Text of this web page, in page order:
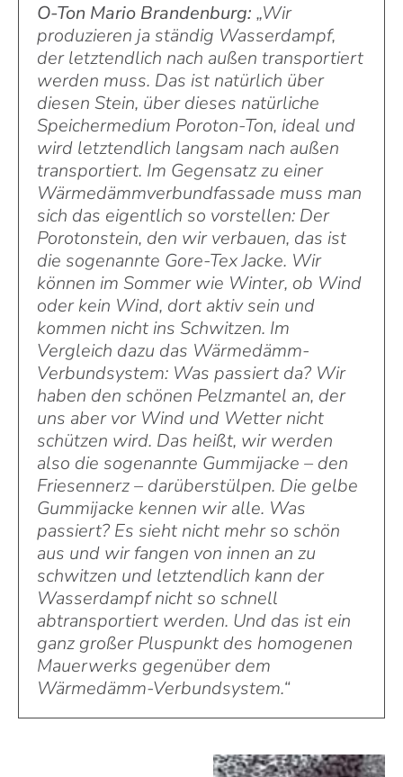
O-Ton Mario Brandenburg: „Wir
produzieren ja ständig Wasserdampf,
der letztendlich nach außen transportiert
werden muss. Das ist natürlich über
diesen Stein, über dieses natürliche
Speichermedium Poroton-Ton, ideal und
wird letztendlich langsam nach außen
transportiert. Im Gegensatz zu einer
Wärmedämmverbundfassade muss man
sich das eigentlich so vorstellen: Der
Porotonstein, den wir verbauen, das ist
die sogenannte Gore-Tex Jacke. Wir
können im Sommer wie Winter, ob Wind
oder kein Wind, dort aktiv sein und
kommen nicht ins Schwitzen. Im
Vergleich dazu das Wärmedämm-
Verbundsystem: Was passiert da? Wir
haben den schönen Pelzmantel an, der
uns aber vor Wind und Wetter nicht
schützen wird. Das heißt, wir werden
also die sogenannte Gummijacke – den
Friesennerz – darüberstülpen. Die gelbe
Gummijacke kennen wir alle. Was
passiert? Es sieht nicht mehr so schön
aus und wir fangen von innen an zu
schwitzen und letztendlich kann der
Wasserdampf nicht so schnell
abtransportiert werden. Und das ist ein
ganz großer Pluspunkt des homogenen
Mauerwerks gegenüber dem
Wärmedämm-Verbundsystem.“